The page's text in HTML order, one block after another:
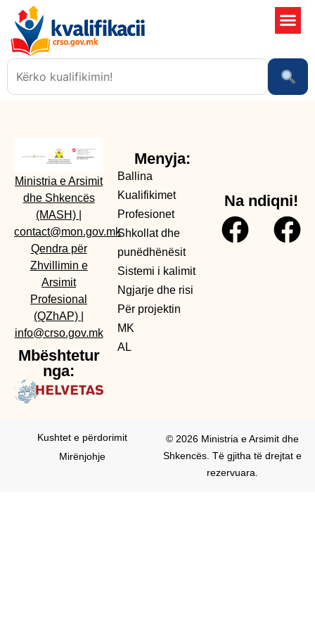
Ministria e Arsimit
dhe Shkencës
(MASH)
contact@mon.gov.mk
Qendra për
Zhvillimin e
Arsimit
Profesional
(QZhAP)
info@crso.gov.mk
Mbështetur
nga:
Menyja:
Ballina
Kualifikimet
Profesionet
Shkollat dhe
punëdhënësit
Sistemi i kalimit
Ngjarje dhe risi
Për projektin
MK
AL
Na ndiqni!
© 2026 Ministria e Arsimit dhe
Shkencës. Të gjitha të drejtat e
rezervuara.
Kushtet e përdorimit
Mirënjohje